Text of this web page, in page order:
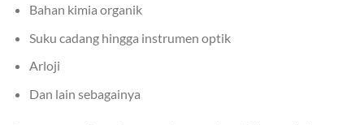
Bahan kimia organik
Suku cadang hingga instrumen optik
Arloji
Dan lain sebagainya